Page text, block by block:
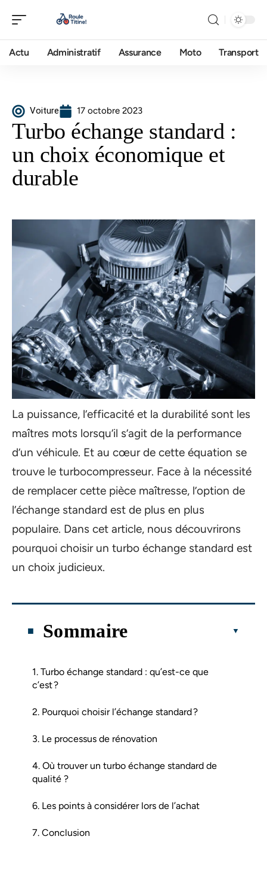
Actu Administratif Assurance Moto Transport
Voiture 17 octobre 2023
Turbo échange standard :
un choix économique et
durable
La puissance, l’efficacité et la durabilité sont les
maîtres mots lorsqu’il s’agit de la performance
d’un véhicule. Et au cœur de cette équation se
trouve le turbocompresseur. Face à la nécessité
de remplacer cette pièce maîtresse, l’option de
l’échange standard est de plus en plus
populaire. Dans cet article, nous découvrirons
pourquoi choisir un turbo échange standard est
un choix judicieux.
Sommaire
1. Turbo échange standard : qu’est-ce que
c’est ?
2. Pourquoi choisir l’échange standard ?
3. Le processus de rénovation
4. Où trouver un turbo échange standard de
qualité ?
6. Les points à considérer lors de l’achat
7. Conclusion